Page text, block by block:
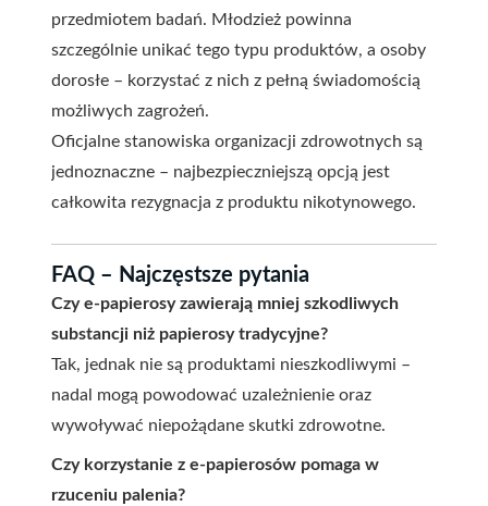
przedmiotem badań. Młodzież powinna
szczególnie unikać tego typu produktów, a osoby
dorosłe – korzystać z nich z pełną świadomością
możliwych zagrożeń.
Oficjalne stanowiska organizacji zdrowotnych są
jednoznaczne – najbezpieczniejszą opcją jest
całkowita rezygnacja z produktu nikotynowego.
FAQ – Najczęstsze pytania
Czy e-papierosy zawierają mniej szkodliwych
substancji niż papierosy tradycyjne?
Tak, jednak nie są produktami nieszkodliwymi –
nadal mogą powodować uzależnienie oraz
wywoływać niepożądane skutki zdrowotne.
Czy korzystanie z e-papierosów pomaga w
rzuceniu palenia?